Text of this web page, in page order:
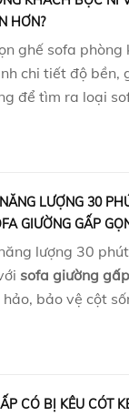
HƠN?
ghế sofa phòng
chi tiết độ bền,
để tìm ra loại
LƯỢNG 30
GIƯỜNG GẤP
lượng 30
sofa giường
bảo vệ cột
CÓ BỊ KÊU CÓT